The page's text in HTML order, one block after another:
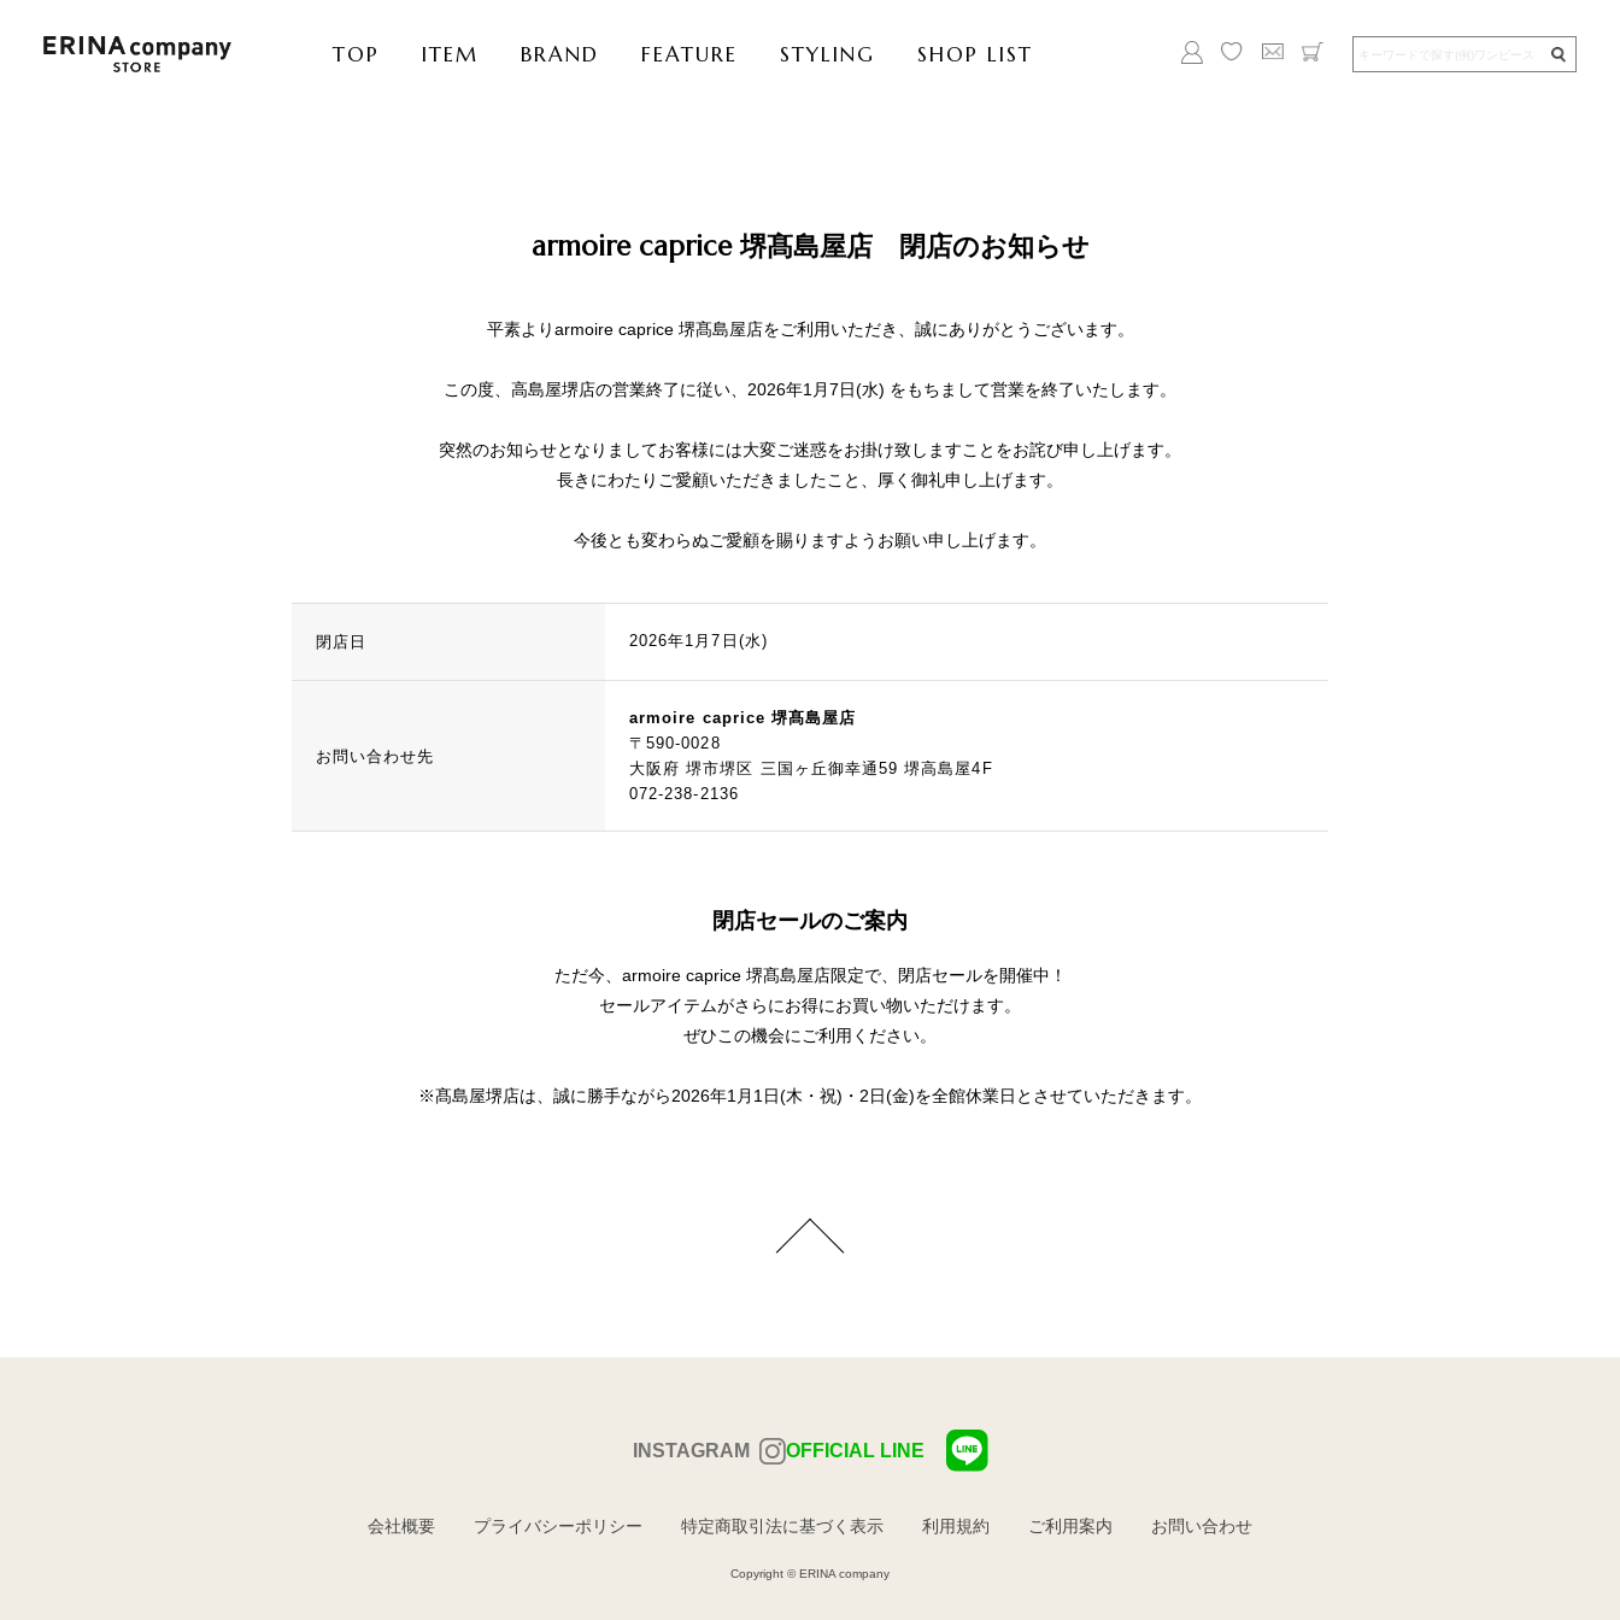
TOP ITEM BRAND FEATURE STYLING SHOP LIST
armoire caprice 堺髙島屋店 閉店のお知らせ
平素よりarmoire caprice 堺髙島屋店をご利用いただき、誠にありがとうございます。
この度、高島屋堺店の営業終了に従い、2026年1月7日(水) をもちまして営業を終了いたします。
突然のお知らせとなりましてお客様には大変ご迷惑をお掛け致しますことをお詫び申し上げます。
長きにわたりご愛顧いただきましたこと、厚く御礼申し上げます。
今後とも変わらぬご愛顧を賜りますようお願い申し上げます。
閉店日 2026年1月7日(水)
お問い合わせ先
armoire caprice 堺髙島屋店
〒590-0028
大阪府 堺市堺区 三国ヶ丘御幸通59 堺高島屋4F
072-238-2136
閉店セールのご案内
ただ今、armoire caprice 堺髙島屋店限定で、閉店セールを開催中！
セールアイテムがさらにお得にお買い物いただけます。
ぜひこの機会にご利用ください。
※髙島屋堺店は、誠に勝手ながら2026年1月1日(木・祝)・2日(金)を全館休業日とさせていただきます。
INSTAGRAM OFFICIAL LINE
会社概要 プライバシーポリシー 特定商取引法に基づく表示 利用規約 ご利用案内 お問い合わせ
Copyright © ERINA company